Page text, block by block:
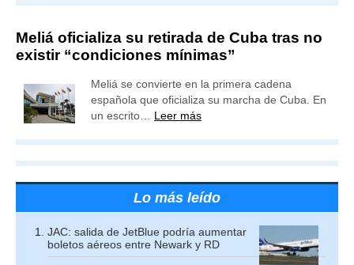
Meliá oficializa su retirada de Cuba tras no
existir “condiciones mínimas”
Meliá se convierte en la primera cadena
española que oficializa su marcha de Cuba. En
un escrito… Leer más
Lo más leído
JAC: salida de JetBlue podría aumentar
boletos aéreos entre Newark y RD